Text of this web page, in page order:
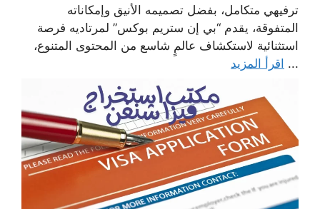
ترفيهي متكامل، بفضل تصميمه الأنيق وإمكاناته
المتفوقة، يقدم “بي إن ستريم بوكس” لمرتاديه فرصة
استثنائية لاستكشاف عالمٍ شاسع من المحتوى المتنوع،
... اقرأ المزيد